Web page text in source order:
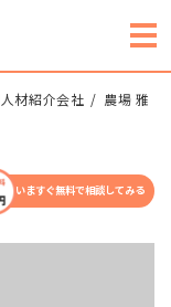
材紹介会社 農場 雅
いますぐ無料で相談してみる